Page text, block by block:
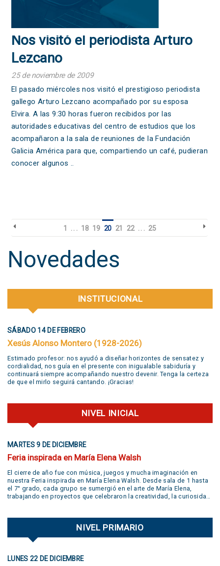
Nos visitó el periodista Arturo
Lezcano
25 de noviembre de 2009
El pasado miércoles nos visitó el prestigioso periodista
gallego Arturo Lezcano acompañado por su esposa
Elvira. A las 9:30 horas fueron recibidos por las
autoridades educativas del centro de estudios que los
acompañaron a la sala de reuniones de la Fundación
Galicia América para que, compartiendo un café, pudieran
conocer algunos ..
1 . . . 18 19 20 21 22 . . . 25
Novedades
INSTITUCIONAL
SÁBADO 14 DE FEBRERO
Xesús Alonso Montero (1928-2026)
Estimado profesor: nos ayudó a diseñar horizontes de sensatez y
cordialidad, nos guía en el presente con inigualable sabiduría y
continuará siempre acompañando nuestro devenir. Tenga la certeza
de que el mirlo seguirá cantando. ¡Gracias!
NIVEL INICIAL
MARTES 9 DE DICIEMBRE
Feria inspirada en María Elena Walsh
El cierre de año fue con música, juegos y mucha imaginación en
nuestra Feria inspirada en María Elena Walsh. Desde sala de 1 hasta
el 7° grado, cada grupo se sumergió en el arte de María Elena,
trabajando en proyectos que celebraron la creatividad, la curiosidad,
@jivers.swing por sumarse a cerrar la jornada con su música.
¡Gracias por el talento y la alegría que nos compartieron! VER VIDEO
NIVEL PRIMARIO
LUNES 22 DE DICIEMBRE